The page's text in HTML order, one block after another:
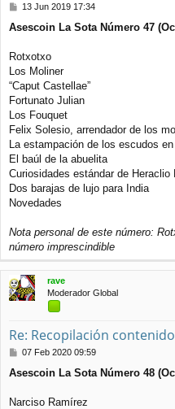
M
n
a
13 Jun 2019 17:34
Asescoin La Sota Número 47
Rotxotxo
Los Moliner
“Caput Castellae”
Fortunato Julian
Los Fouquet
Felix Solesio, arrendador de los
La estampación de los escudos
El baúl de la abuelita
Curiosidades estándar de Heraclio
Dos barajas de lujo para India
Novedades
Nota personal de este número:
número imprescindible
rave
Moderador Global
Re: Recopilación
M
n
a
07 Feb 2020 09:59
Asescoin La Sota Número 48
Narciso Ramírez